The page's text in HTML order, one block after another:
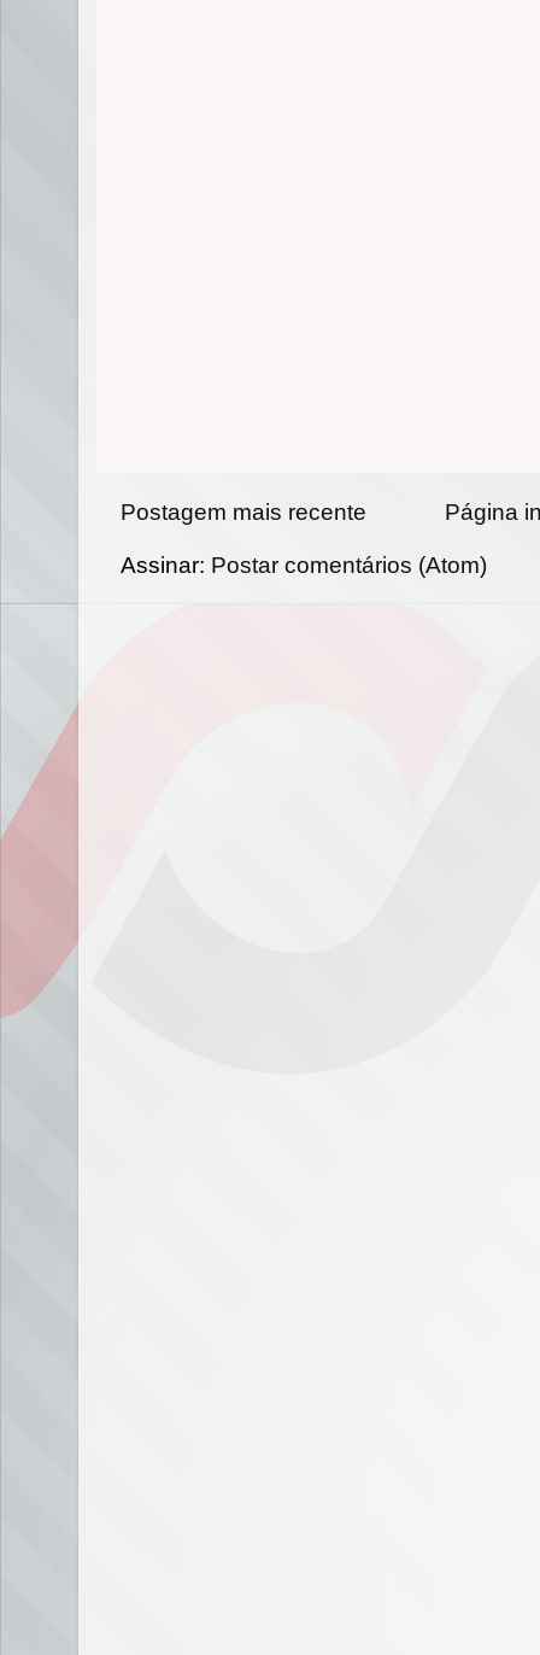
Postagem mais recente Página
Assinar: Postar comentários (Atom)